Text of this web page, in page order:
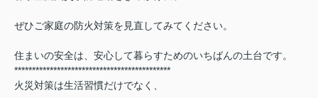
ぜひご家庭の防火対策を見直してみてください。
住まいの安全は、安心して暮らすためのいちばんの土台です。
********************************************
火災対策は生活習慣だけでなく、